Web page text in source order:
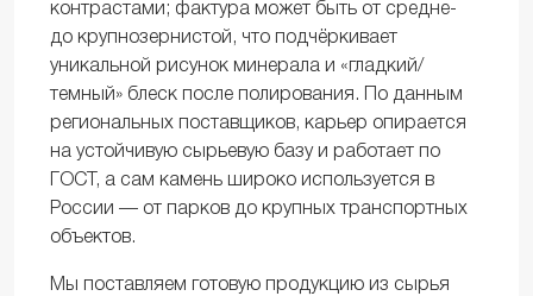
контрастами; фактура может быть от средне-
до крупнозернистой, что подчёркивает
уникальной рисунок минерала и «гладкий/
темный» блеск после полирования. По данным
региональных поставщиков, карьер опирается
на устойчивую сырьевую базу и работает по
ГОСТ, а сам камень широко используется в
России — от парков до крупных транспортных
объектов.
Мы поставляем готовую продукцию из сырья